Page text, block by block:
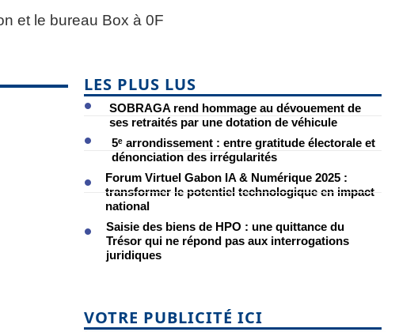
LES PLUS LUS
SOBRAGA rend hommage au dévouement de
ses retraités par une dotation de véhicule
5ᵉ arrondissement : entre gratitude électorale et
dénonciation des irrégularités
Forum Virtuel Gabon IA & Numérique 2025 :
transformer le potentiel technologique en impact
national
Saisie des biens de HPO : une quittance du
Trésor qui ne répond pas aux interrogations
juridiques
VOTRE PUBLICITÉ ICI